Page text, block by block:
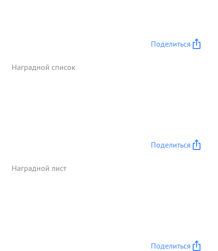
Поделиться
Наградной список
Поделиться
Наградной лист
Поделиться